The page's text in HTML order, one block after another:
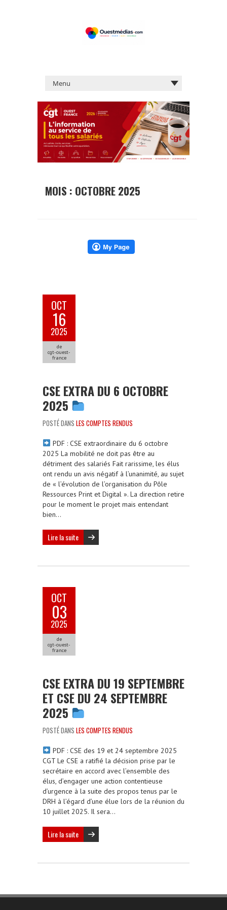
MOIS : OCTOBRE 2025
OCT
16
2025
de
cgt-ouest-
france
CSE EXTRA DU 6 OCTOBRE
2025
POSTÉ DANS LES COMPTES RENDUS
PDF : CSE extraordinaire du 6 octobre
2025 La mobilité ne doit pas être au
détriment des salariés Fait rarissime, les élus
ont rendu un avis négatif à l’unanimité, au sujet
de « l’évolution de l’organisation du Pôle
Ressources Print et Digital ». La direction retire
pour le moment le projet mais entendant
bien…
Lire la suite
OCT
03
2025
de
cgt-ouest-
france
CSE EXTRA DU 19 SEPTEMBRE
ET CSE DU 24 SEPTEMBRE
2025
POSTÉ DANS LES COMPTES RENDUS
PDF : CSE des 19 et 24 septembre 2025
CGT Le CSE a ratifié la décision prise par le
secrétaire en accord avec l’ensemble des
élus, d’engager une action contentieuse
d’urgence à la suite des propos tenus par le
DRH à l’égard d’une élue lors de la réunion du
10 juillet 2025. Il sera…
Lire la suite